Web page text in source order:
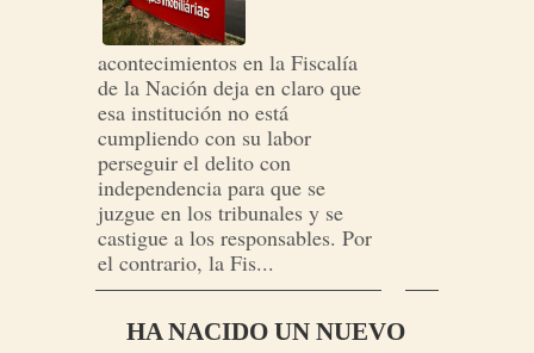
acontecimientos en la Fiscalía
de la Nación deja en claro que
esa institución no está
cumpliendo con su labor
perseguir el delito con
independencia para que se
juzgue en los tribunales y se
castigue a los responsables. Por
el contrario, la Fis...
HA NACIDO UN NUEVO